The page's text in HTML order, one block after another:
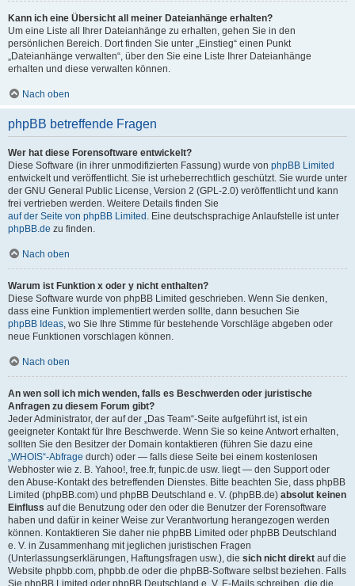
Kann ich eine Übersicht all meiner Dateianhänge erhalten?
Um eine Liste all Ihrer Dateianhänge zu erhalten, gehen Sie in den
persönlichen Bereich. Dort finden Sie unter „Einstieg“ einen Punkt
„Dateianhänge verwalten“, über den Sie eine Liste Ihrer Dateianhänge
erhalten und diese verwalten können.
Nach oben
phpBB betreffende Fragen
Wer hat diese Forensoftware entwickelt?
Diese Software (in ihrer unmodifizierten Fassung) wurde von phpBB Limited
entwickelt und veröffentlicht. Sie ist urheberrechtlich geschützt. Sie wurde unter
der GNU General Public License, Version 2 (GPL-2.0) veröffentlicht und kann
frei vertrieben werden. Weitere Details finden Sie
auf der Seite von phpBB Limited . Eine deutschsprachige Anlaufstelle ist unter
phpBB.de zu finden.
Nach oben
Warum ist Funktion x oder y nicht enthalten?
Diese Software wurde von phpBB Limited geschrieben. Wenn Sie denken,
dass eine Funktion implementiert werden sollte, dann besuchen Sie
phpBB Ideas, wo Sie Ihre Stimme für bestehende Vorschläge abgeben oder
neue Funktionen vorschlagen können.
Nach oben
An wen soll ich mich wenden, falls es Beschwerden oder juristische
Anfragen zu diesem Forum gibt?
Jeder Administrator, der auf der „Das Team“-Seite aufgeführt ist, ist ein
geeigneter Kontakt für Ihre Beschwerde. Wenn Sie so keine Antwort erhalten,
sollten Sie den Besitzer der Domain kontaktieren (führen Sie dazu eine
„WHOIS“-Abfrage durch) oder — falls diese Seite bei einem kostenlosen
Webhoster wie z. B. Yahoo!, free.fr, funpic.de usw. liegt — den Support oder
den Abuse-Kontakt des betreffenden Dienstes. Bitte beachten Sie, dass phpBB
Limited (phpBB.com) und phpBB Deutschland e. V. (phpBB.de) absolut keinen
Einfluss auf die Benutzung oder den oder die Benutzer der Forensoftware
haben und dafür in keiner Weise zur Verantwortung herangezogen werden
können. Kontaktieren Sie daher nie phpBB Limited oder phpBB Deutschland
e. V. in Zusammenhang mit jeglichen juristischen Fragen
(Unterlassungserklärungen, Haftungsfragen usw.), die sich nicht direkt auf die
Website phpbb.com, phpbb.de oder die phpBB-Software selbst beziehen. Falls
Sie phpBB Limited oder phpBB Deutschland e. V. E-Mails schreiben, die die